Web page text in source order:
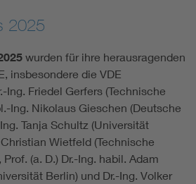
2025
wurden für ihre herausragenden
insbesondere die VDE
Ing. Friedel Gerfers (Technische
Ing. Nikolaus Gieschen (Deutsche
Tanja Schultz (Universität
Wietfeld (Technische
(a. D.) Dr.-Ing. habil. Adam
Berlin) und Dr.-Ing. Volker